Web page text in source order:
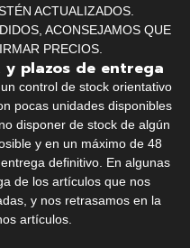
ACTUALIZADOS.
ACONSEJAMOS QUE
PRECIOS.
plazos de entrega
control de stock orientativo
pocas unidades disponibles
disponer de stock de algún
y en un máximo de 48
definitivo. En algunas
de los artículos que nos
y nos retrasamos en la
artículos.